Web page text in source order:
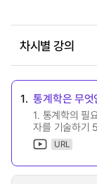
차시별 강의
1. 통계학은 무엇
1. 통계학의 필
자를 기술하기
URL